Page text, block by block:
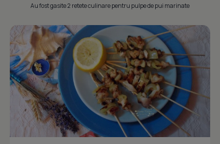
Au fost gasite 2 retete culinare pentru pulpe de pui marinate